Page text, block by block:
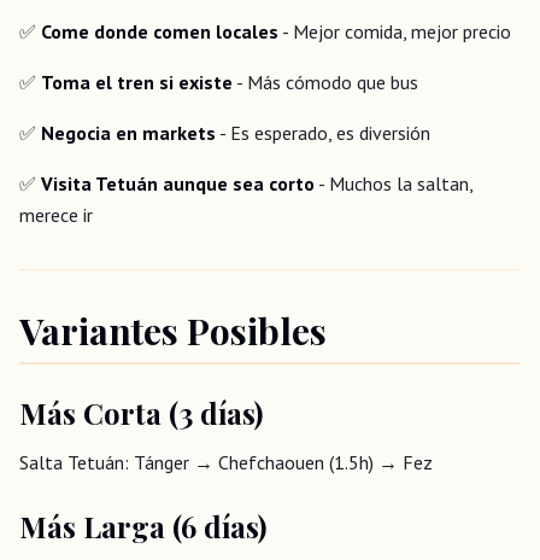
✅ Come donde comen locales - Mejor comida, mejor precio
✅ Toma el tren si existe - Más cómodo que bus
✅ Negocia en markets - Es esperado, es diversión
✅ Visita Tetuán aunque sea corto - Muchos la saltan,
merece ir
Variantes Posibles
Más Corta (3 días)
Salta Tetuán: Tánger → Chefchaouen (1.5h) → Fez
Más Larga (6 días)